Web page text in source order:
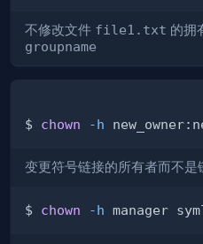
不修改文件 file1.txt 的拥
groupname
$ chown -h
变更符号链接的所有者而不是
$ chown -h